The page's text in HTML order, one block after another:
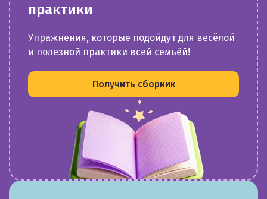
практики
Упражнения, которые подойдут для весёлой
и полезной практики всей семьёй!
Получить сборник